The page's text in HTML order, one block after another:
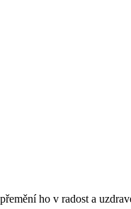
ho v radost a